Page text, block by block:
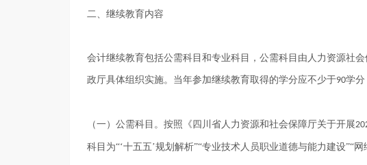
二、继续教育内容
会计继续教育包括公需科目和专业科目，公需科目由人力资源社
政厅具体组织实施。当年参加继续教育取得的学分应不少于90学分
（一）公需科目。按照《四川省人力资源和社会保障厅关于开展
科目为“‘十五五’规划解析”“专业技术人员职业道德与能力建设”“